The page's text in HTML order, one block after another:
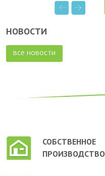
НОВОСТИ
все новости
СОБСТВЕННОЕ
ПРОИЗВОДСТВО